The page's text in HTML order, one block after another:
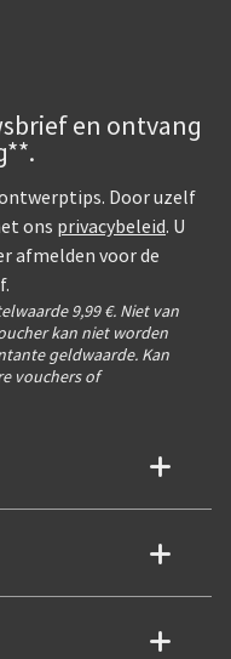
en ontvang
Door uzelf
ons privacybeleid. U
afmelden voor de
9,99 €. Niet van
kan niet worden
geldwaarde. Kan
vouchers of